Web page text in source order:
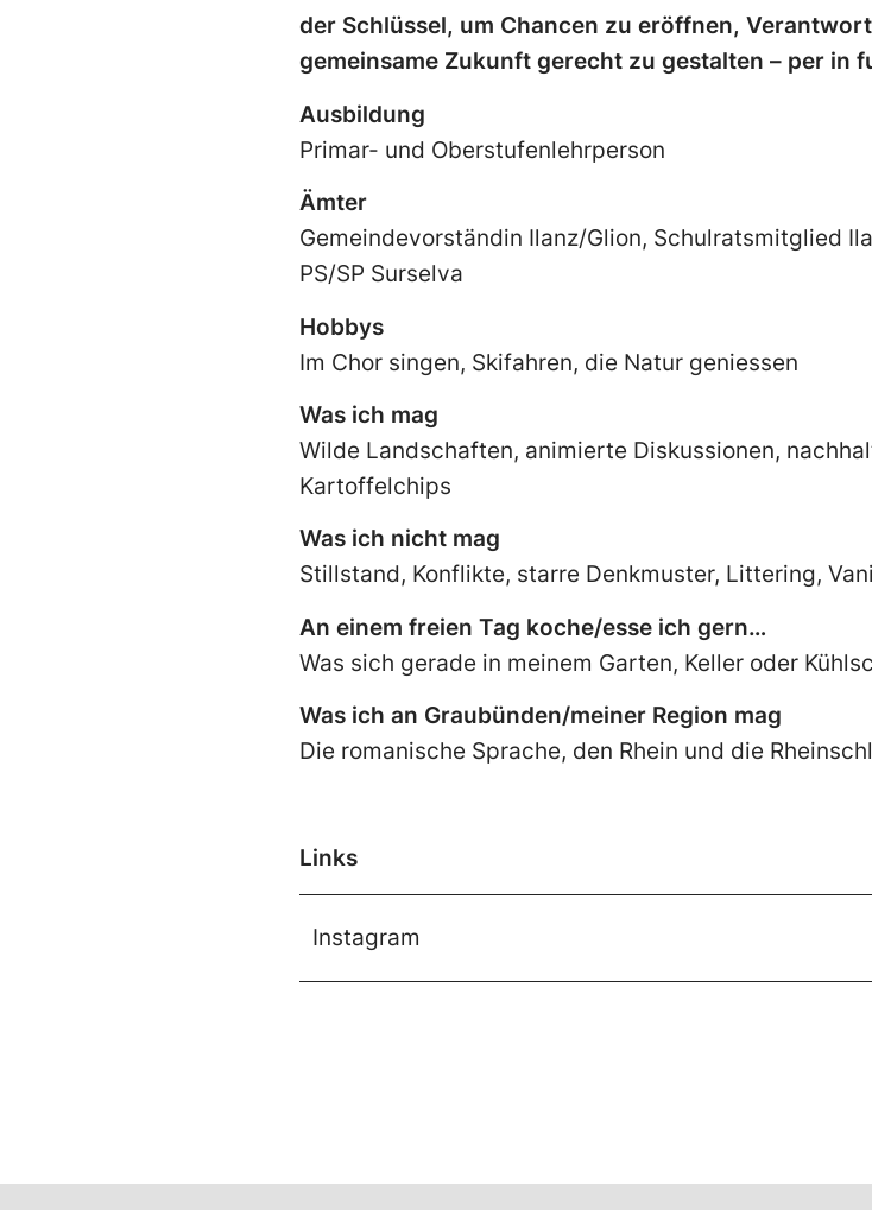
der Schlüssel, um Chancen zu eröffnen,
gemeinsame Zukunft gerecht zu gestalten – per in
Ausbildung
Primar- und Oberstufenlehrperson
Ämter
Gemeindevorständin Ilanz/Glion, Schulratsmitglied
PS/SP Surselva
Hobbys
Im Chor singen, Skifahren, die Natur geniessen
Was ich mag
Wilde Landschaften, animierte Diskussionen,
Kartoffelchips
Was ich nicht mag
Stillstand, Konflikte, starre Denkmuster, Littering,
An einem freien Tag koche/esse ich gern…
Was sich gerade in meinem Garten, Keller oder
Was ich an Graubünden/meiner Region mag
Die romanische Sprache, den Rhein und die
Links
Instagram